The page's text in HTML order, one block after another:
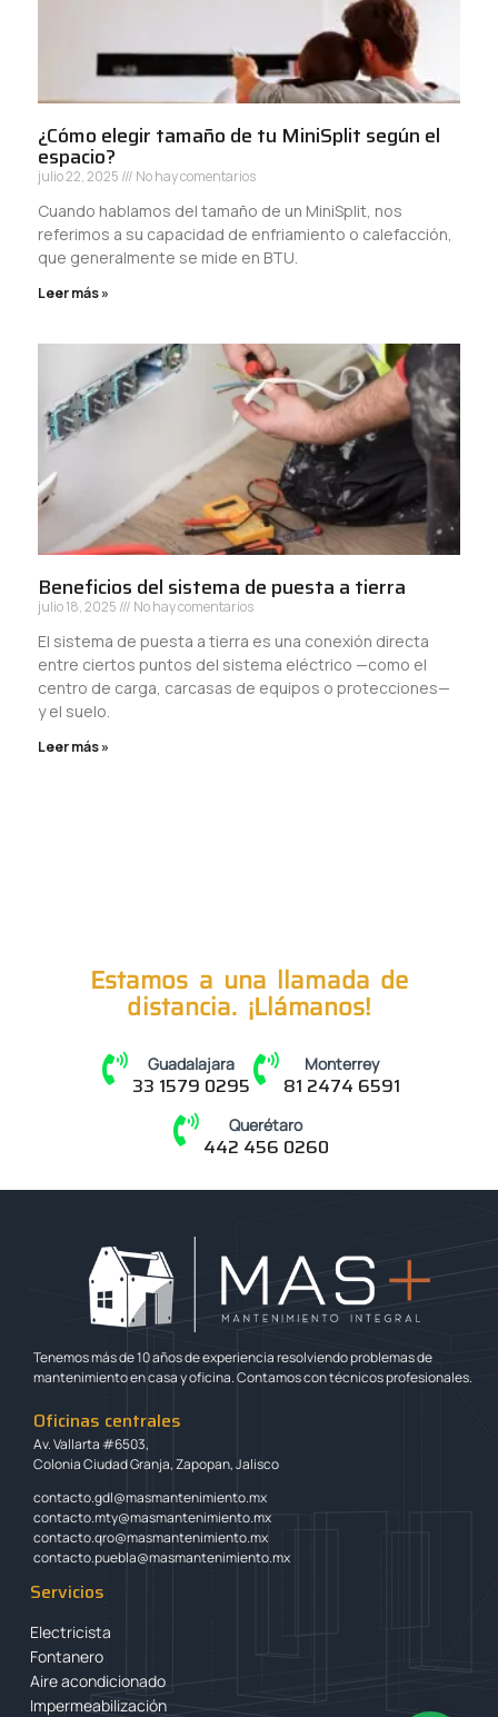
¿Cómo elegir tamaño de tu MiniSplit según el
espacio?
julio 22, 2025 No hay comentarios
Cuando hablamos del tamaño de un MiniSplit, nos
referimos a su capacidad de enfriamiento o calefacción,
que generalmente se mide en BTU.
Leer más »
Beneficios del sistema de puesta a tierra
julio 18, 2025 No hay comentarios
El sistema de puesta a tierra es una conexión directa
entre ciertos puntos del sistema eléctrico —como el
centro de carga, carcasas de equipos o protecciones—
y el suelo.
Leer más »
Estamos a una llamada de
distancia. ¡Llámanos!
Guadalajara
33 1579 0295
Monterrey
81 2474 6591
Querétaro
442 456 0260
Tenemos más de 10 años de experiencia resolviendo problemas de
mantenimiento en casa y oficina. Contamos con técnicos profesionales.
Oficinas centrales
Av. Vallarta #6503,
Colonia Ciudad Granja, Zapopan, Jalisco
contacto.gdl@masmantenimiento.mx
contacto.mty@masmantenimiento.mx
contacto.qro@masmantenimiento.mx
contacto.puebla@masmantenimiento.mx
Servicios
Electricista
Fontanero
Aire acondicionado
Impermeabilización